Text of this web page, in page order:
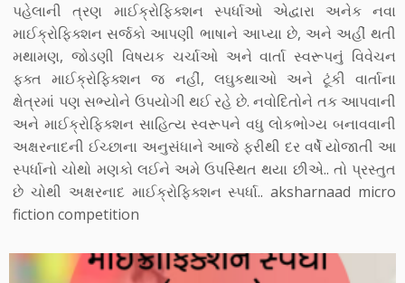
પહેલાની ત્રણ માઈક્રોફિક્શન સ્પર્ધાઓ એદ્વારા અનેક નવા
માઈક્રોફિક્શન સર્જકો આપણી ભાષાને આપ્યા છે, અને અહીં થતી
મથામણ, જોડણી વિષયક ચર્ચાઓ અને વાર્તા સ્વરૂપનું વિવેચન
ફક્ત માઈક્રોફિક્શન જ નહીં, લઘુકથાઓ અને ટૂંકી વાર્તાના
ક્ષેત્રમાં પણ સભ્યોને ઉપયોગી થઈ રહે છે. નવોદિતોને તક આપવાની
અને માઈક્રોફિક્શન સાહિત્ય સ્વરૂપને વધુ લોકભોગ્ય બનાવવાની
અક્ષરનાદની ઈચ્છાના અનુસંધાને આજે ફરીથી દર વર્ષે યોજાતી આ
સ્પર્ધાનો ચોથો મણકો લઈને અમે ઉપસ્થિત થયા છીએ.. તો પ્રસ્તુત
છે ચોથી અક્ષરનાદ માઈક્રોફિક્શન સ્પર્ધા.. aksharnaad micro
fiction competition